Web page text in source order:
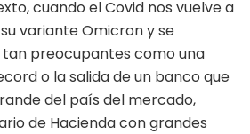
cuando el Covid nos vuelve a
variante Omicron y se
preocupantes como una
o la salida de un banco que
del país del mercado,
de Hacienda con grandes